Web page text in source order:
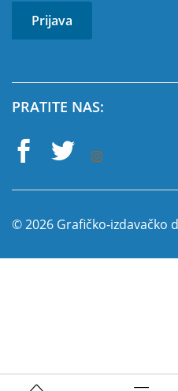
PRATITE NAS:
© 2026 Grafičko-izdavačko